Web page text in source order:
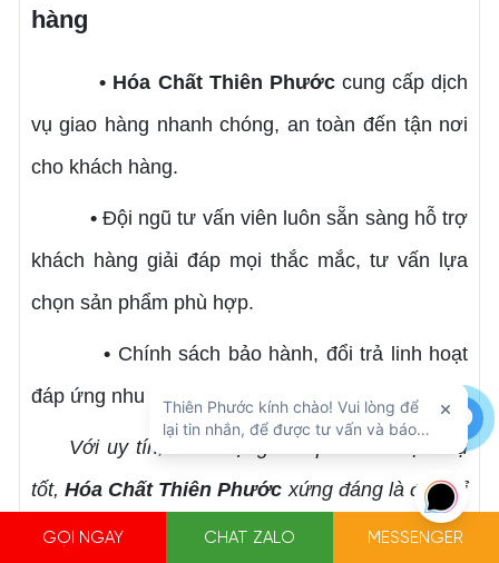
hàng
• Hóa Chất Thiên Phướccung cấp dịch
vụ giao hàng nhanh chóng, an toàn đến tận nơi
cho khách hàng.
• Đội ngũ tư vấn viên luôn sẵn sàng hỗ trợ
khách hàng giải đáp mọi thắc mắc, tư vấn lựa
chọn sản phẩm phù hợp.
• Chính sách bảo hành, đổi trả linh hoạt
đáp ứng nhu cầu của khách hàng.
Với uy tín, chất lượng sản phẩm và dịch vụ
tốt, Hóa Chất Thiên Phước xứng đáng là địa chỉ
cung cấp dung môi PG uy tín và đáng tin cậy tại
GỌI NGAY CHAT ZALO MESSENGER